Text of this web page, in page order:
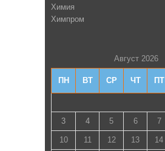
Химия
Химпром
Август 2026
ПН ВТ СР ЧТ ПТ
3 4 5 6 7
10 11 12 13 14